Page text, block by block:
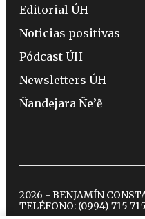
Editorial ÚH
Noticias positivas
Pódcast ÚH
Newsletters ÚH
Ñandejara Ñe’ẽ
2026 - BENJAMÍN
TELÉFONO: (0994) 715 715